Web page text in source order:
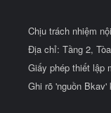
Chịu trách nhiệm
Địa chỉ: Tầng 2,
Giấy phép thiết lập
Ghi rõ 'nguồn